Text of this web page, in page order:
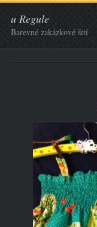
u Regule
Barevné zakázkové šití